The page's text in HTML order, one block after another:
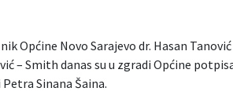
Općine Novo Sarajevo dr. Hasan
– Smith danas su u zgradi Općine
Sinana Šaina.